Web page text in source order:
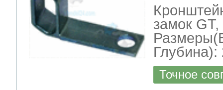
замок
Глубина):
Точное